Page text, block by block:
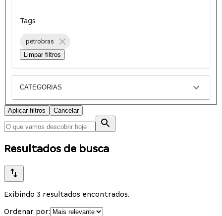
Tags
petrobras
Limpar filtros
CATEGORIAS
Aplicar filtros Cancelar
Resultados de busca
Exibindo 3 resultados encontrados.
Ordenar por: